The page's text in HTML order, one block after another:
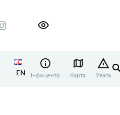
EN Інфоцентр Карта Увага